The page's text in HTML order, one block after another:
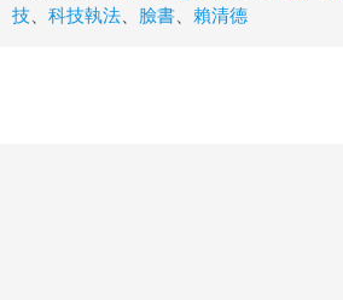
技
科技執法 臉書 賴清德